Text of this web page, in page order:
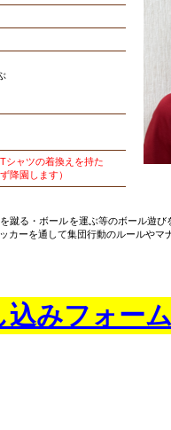
シャツの着換えを持た
降園します）
蹴る・ボールを運ぶ等のボール遊
ーを通して集団行動のルールやマ
込みフォー